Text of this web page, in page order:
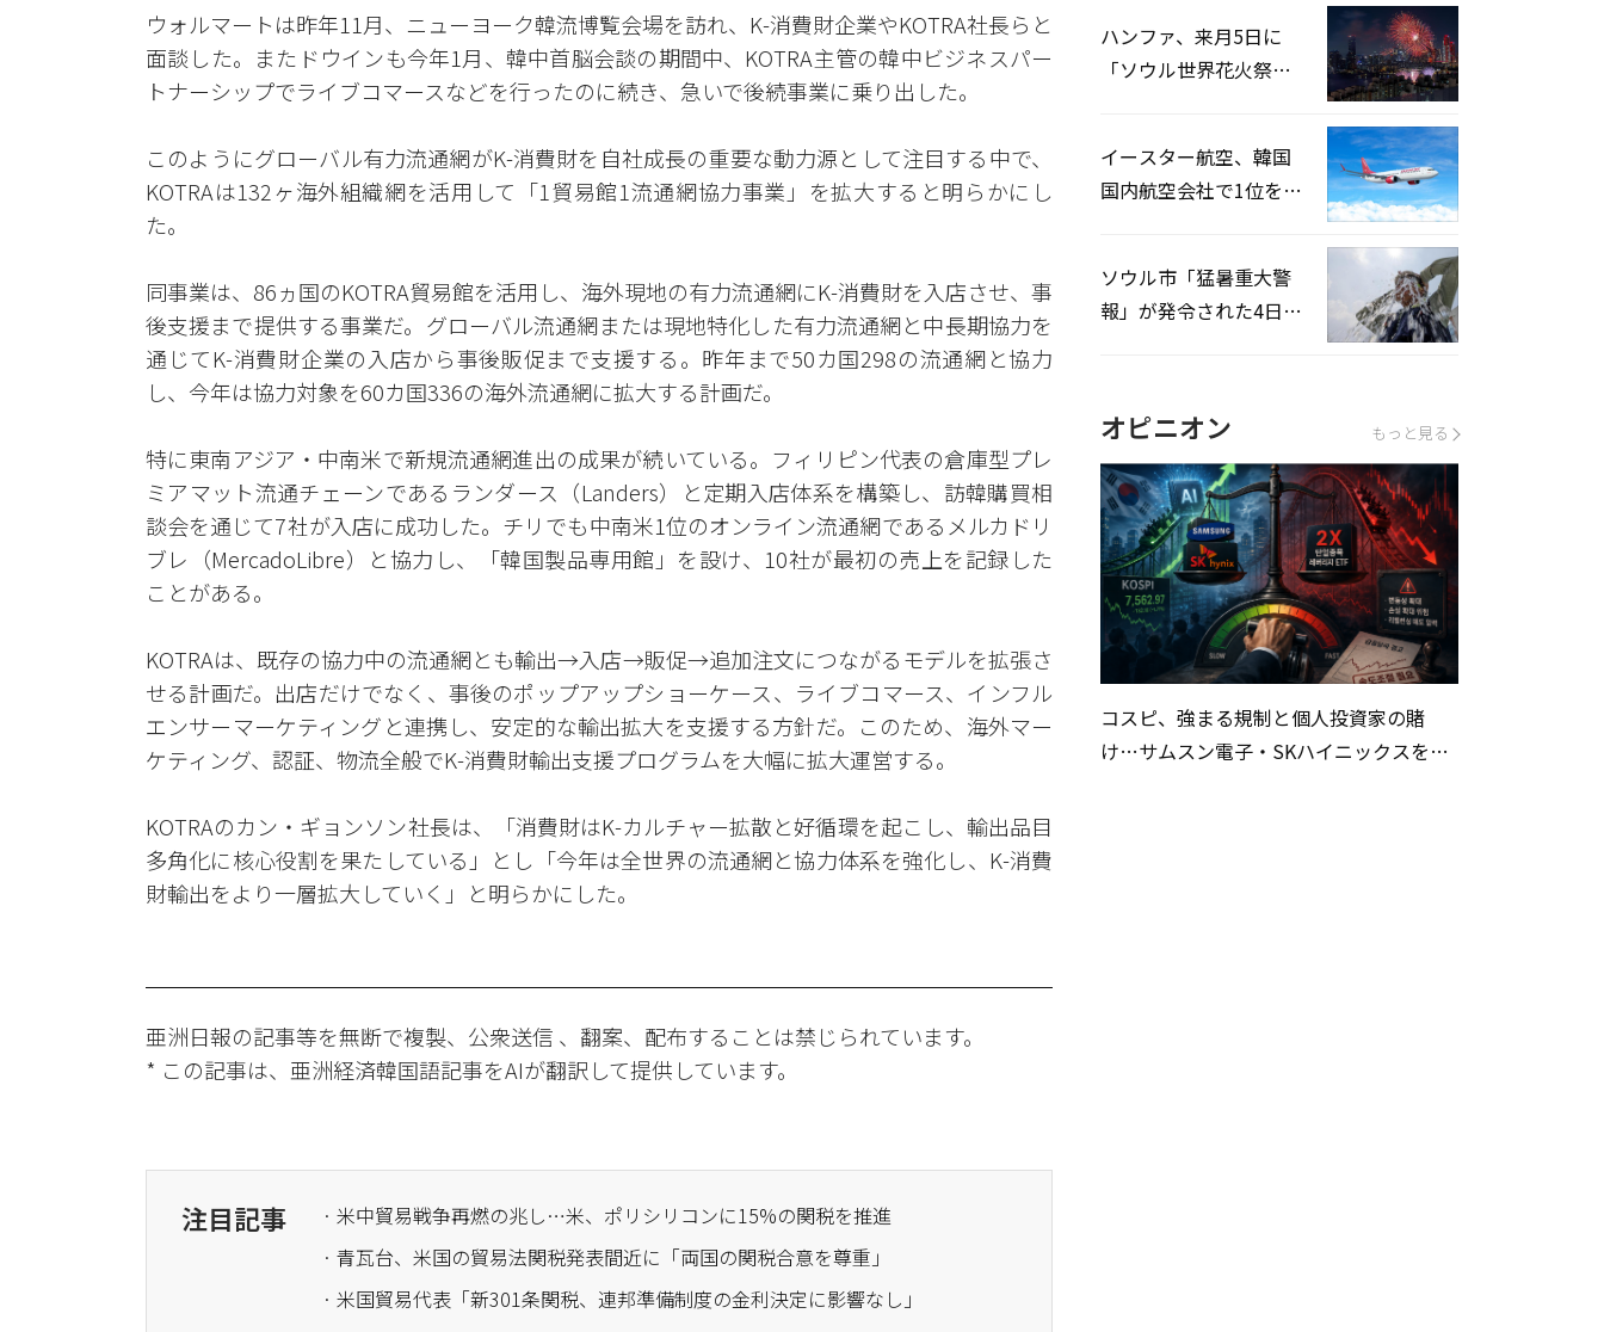
ウォルマートは昨年11月、ニューヨーク韓流博覧会場を訪れ、K-消費財企業やKOTRA社長らと
面談した。またドウインも今年1月、韓中首脳会談の期間中、KOTRA主管の韓中ビジネスパー
トナーシップでライブコマースなどを行ったのに続き、急いで後続事業に乗り出した。
このようにグローバル有力流通網がK-消費財を自社成長の重要な動力源として注目する中で、
KOTRAは132ヶ海外組織網を活用して「1貿易館1流通網協力事業」を拡大すると明らかにし
た。
同事業は、86ヵ国のKOTRA貿易館を活用し、海外現地の有力流通網にK-消費財を入店させ、事
後支援まで提供する事業だ。グローバル流通網または現地特化した有力流通網と中長期協力を
通じてK-消費財企業の入店から事後販促まで支援する。昨年まで50カ国298の流通網と協力
し、今年は協力対象を60カ国336の海外流通網に拡大する計画だ。
特に東南アジア・中南米で新規流通網進出の成果が続いている。フィリピン代表の倉庫型プレ
ミアマット流通チェーンであるランダース（Landers）と定期入店体系を構築し、訪韓購買相
談会を通じて7社が入店に成功した。チリでも中南米1位のオンライン流通網であるメルカドリ
ブレ（MercadoLibre）と協力し、「韓国製品専用館」を設け、10社が最初の売上を記録した
ことがある。
KOTRAは、既存の協力中の流通網とも輸出→入店→販促→追加注文につながるモデルを拡張さ
せる計画だ。出店だけでなく、事後のポップアップショーケース、ライブコマース、インフル
エンサーマーケティングと連携し、安定的な輸出拡大を支援する方針だ。このため、海外マー
ケティング、認証、物流全般でK-消費財輸出支援プログラムを大幅に拡大運営する。
KOTRAのカン・ギョンソン社長は、「消費財はK-カルチャー拡散と好循環を起こし、輸出品目
多角化に核心役割を果たしている」とし「今年は全世界の流通網と協力体系を強化し、K-消費
財輸出をより一層拡大していく」と明らかにした。
亜洲日報の記事等を無断で複製、公衆送信 、翻案、配布することは禁じられています。
* この記事は、亜洲経済韓国語記事をAIが翻訳して提供しています。
注目記事
· 米中貿易戦争再燃の兆し…米、ポリシリコンに15%の関税を推進
· 青瓦台、米国の貿易法関税発表間近に「両国の関税合意を尊重」
· 米国貿易代表「新301条関税、連邦準備制度の金利決定に影響なし」
ハンファ、来月5日に
「ソウル世界花火祭り
イースター航空、韓国
国内航空会社で1位を記
ソウル市「猛暑重大警
報」が発令された4日、
オピニオン もっと見る
コスピ、強まる規制と個人投資家の賭
け…サムスン電子・SKハイニックスを巡